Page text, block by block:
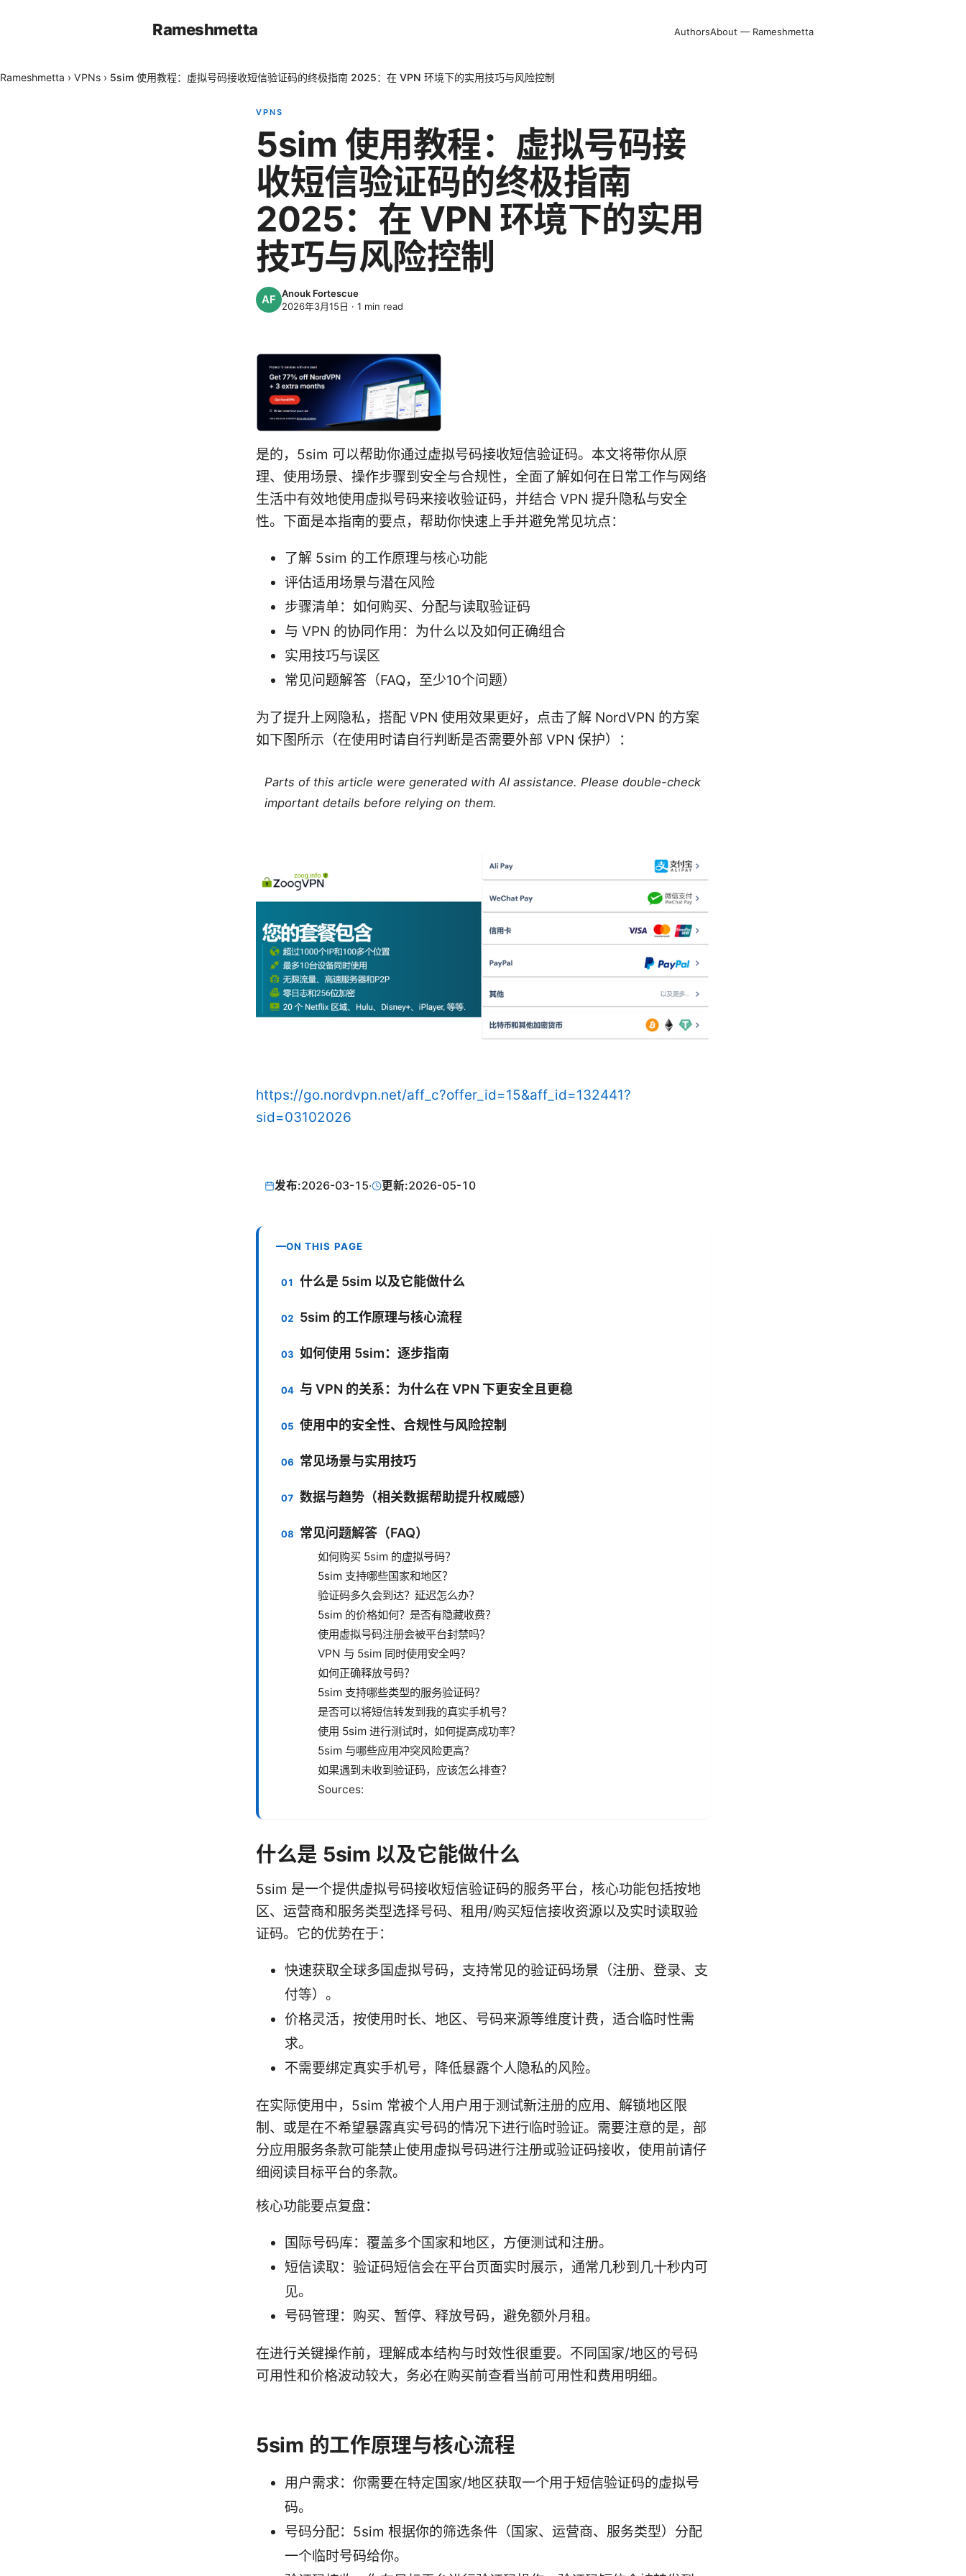
Rameshmetta AuthorsAbout — Rameshmetta
Rameshmetta › VPNs › 5sim 使用教程：虚拟号码接收短信验证码的终极指南 2025：在 VPN 环境下的实用技巧与风险控制
VPNS
5sim 使用教程：虚拟号码接
收短信验证码的终极指南
2025：在 VPN 环境下的实用
技巧与风险控制
Anouk Fortescue
2026年3月15日 · 1 min read
是的，5sim 可以帮助你通过虚拟号码接收短信验证码。本文将带你从原
理、使用场景、操作步骤到安全与合规性，全面了解如何在日常工作与网络
生活中有效地使用虚拟号码来接收验证码，并结合 VPN 提升隐私与安全
性。下面是本指南的要点，帮助你快速上手并避免常见坑点：
了解 5sim 的工作原理与核心功能
评估适用场景与潜在风险
步骤清单：如何购买、分配与读取验证码
与 VPN 的协同作用：为什么以及如何正确组合
实用技巧与误区
常见问题解答（FAQ，至少10个问题）
为了提升上网隐私，搭配 VPN 使用效果更好，点击了解 NordVPN 的方案
如下图所示（在使用时请自行判断是否需要外部 VPN 保护）：
Parts of this article were generated with AI assistance. Please double-check
important details before relying on them.
https://go.nordvpn.net/aff_c?offer_id=15&aff_id=132441?
sid=03102026
发布:2026-03-15· 更新:2026-05-10
ON THIS PAGE
什么是 5sim 以及它能做什么
5sim 的工作原理与核心流程
如何使用 5sim：逐步指南
与 VPN 的关系：为什么在 VPN 下更安全且更稳
使用中的安全性、合规性与风险控制
常见场景与实用技巧
数据与趋势（相关数据帮助提升权威感）
常见问题解答（FAQ）
如何购买 5sim 的虚拟号码？
5sim 支持哪些国家和地区？
验证码多久会到达？延迟怎么办？
5sim 的价格如何？是否有隐藏收费？
使用虚拟号码注册会被平台封禁吗？
VPN 与 5sim 同时使用安全吗？
如何正确释放号码？
5sim 支持哪些类型的服务验证码？
是否可以将短信转发到我的真实手机号？
使用 5sim 进行测试时，如何提高成功率？
5sim 与哪些应用冲突风险更高？
如果遇到未收到验证码，应该怎么排查？
Sources:
什么是 5sim 以及它能做什么
5sim 是一个提供虚拟号码接收短信验证码的服务平台，核心功能包括按地
区、运营商和服务类型选择号码、租用/购买短信接收资源以及实时读取验
证码。它的优势在于：
快速获取全球多国虚拟号码，支持常见的验证码场景（注册、登录、支
付等）。
价格灵活，按使用时长、地区、号码来源等维度计费，适合临时性需
求。
不需要绑定真实手机号，降低暴露个人隐私的风险。
在实际使用中，5sim 常被个人用户用于测试新注册的应用、解锁地区限
制、或是在不希望暴露真实号码的情况下进行临时验证。需要注意的是，部
分应用服务条款可能禁止使用虚拟号码进行注册或验证码接收，使用前请仔
细阅读目标平台的条款。
核心功能要点复盘：
国际号码库：覆盖多个国家和地区，方便测试和注册。
短信读取：验证码短信会在平台页面实时展示，通常几秒到几十秒内可
见。
号码管理：购买、暂停、释放号码，避免额外月租。
在进行关键操作前，理解成本结构与时效性很重要。不同国家/地区的号码
可用性和价格波动较大，务必在购买前查看当前可用性和费用明细。
5sim 的工作原理与核心流程
用户需求：你需要在特定国家/地区获取一个用于短信验证码的虚拟号
码。
号码分配：5sim 根据你的筛选条件（国家、运营商、服务类型）分配
一个临时号码给你。